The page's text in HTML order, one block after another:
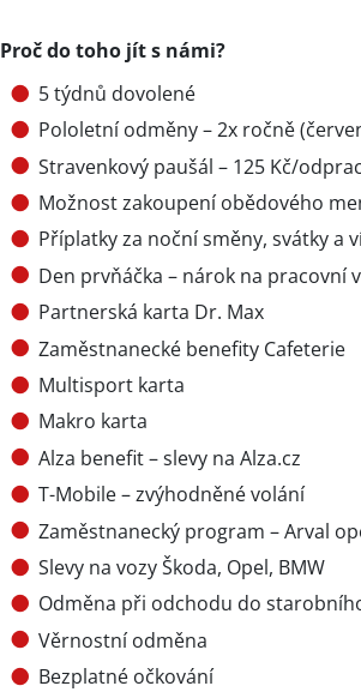
Proč do toho jít s námi?
5 týdnů dovolené
Pololetní odměny – 2x ročně
Stravenkový paušál – 125 Kč/
Možnost zakoupení obědového
Příplatky za noční směny, svátky a
Den prvňáčka – nárok na pracovní
Partnerská karta Dr. Max
Zaměstnanecké benefity Cafeterie
Multisport karta
Makro karta
Alza benefit – slevy na Alza.cz
T-Mobile – zvýhodněné volání
Zaměstnanecký program – Arval
Slevy na vozy Škoda, Opel, BMW
Odměna při odchodu do
Věrnostní odměna
Bezplatné očkování